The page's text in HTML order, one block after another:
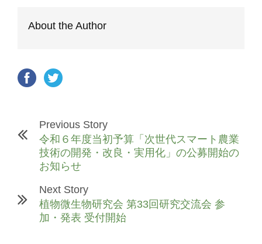
About the Author
Previous Story
令和６年度当初予算「次世代スマート農業
技術の開発・改良・実用化」の公募開始の
お知らせ
Next Story
植物微生物研究会 第33回研究交流会 参
加・発表 受付開始